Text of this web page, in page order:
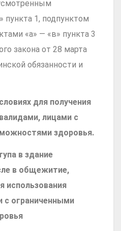
пункта 1, подпунктом
«а» — «в» пункта 3
закона от 28 марта
обязанности и
для получения
лицами с
здоровья.
в здание
в общежитие,
использования
с ограниченными